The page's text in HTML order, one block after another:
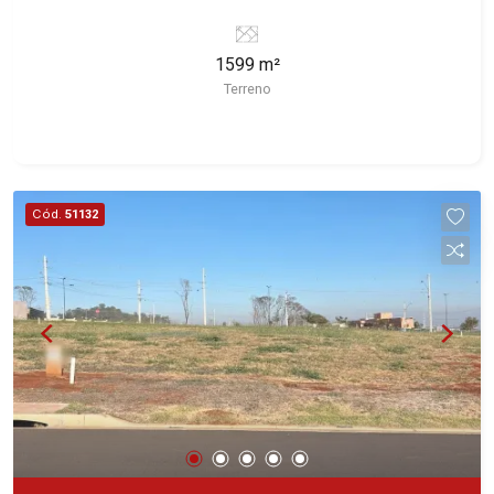
deste imóvel que a Martinelli Imobiliária
selecionou para você: - 1.599m² de área terreno -
casas e terrenos residenciais e comerciais nos
bairros mais desejados da Zona Sul,
qualidade de vida incomparável. Atuamos nos
bairros de maior prestígio da região, como: Alto
da Boa Vista, Jardim Botânico, Jardim Olhos
D`Água, Vila do Golfe, City Ribeirão, Jardim
Canadá, Guaporé, Ilhas do Sul, Jardim Nova
Aliança, Boulevard, Higienópolis, Sumaré, Jardim
América, Alto do Ipê, Jardim Irajá, Royal Park,
Jardim Califórnia, Quinta da Primavera, Bonfim
1599 m²
Terreno
Cód. 51132